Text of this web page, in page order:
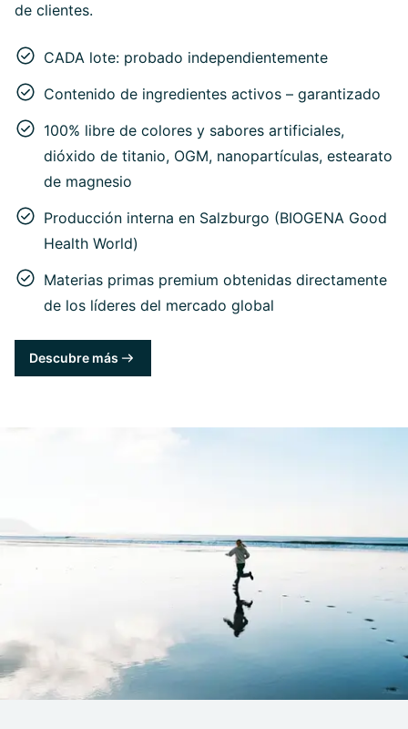
de clientes.
CADA lote: probado independientemente
Contenido de ingredientes activos – garantizado
100% libre de colores y sabores artificiales,
dióxido de titanio, OGM, nanopartículas, estearato
de magnesio
Producción interna en Salzburgo (BIOGENA Good
Health World)
Materias primas premium obtenidas directamente
de los líderes del mercado global
Descubre más